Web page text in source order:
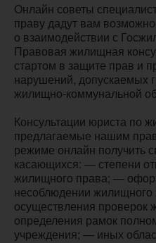
Онлайн советы
праву дадут вам
о взаимодействии с
Правовая жилищная
стартом в защите прав и
нарушений, допускаемых
жилищно-коммунальной
Консультации юриста по
предлагаемые нашим
режиме онлайн получить
касающихся: — степени
жилищного права; —
несоблюдении жилищного
осуществления
определения рамок
учреждения; — иных